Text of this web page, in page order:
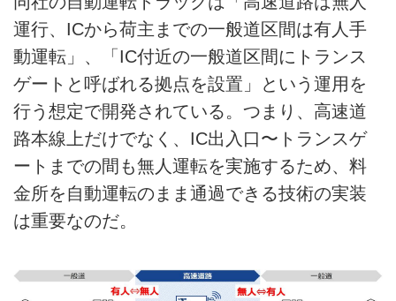
運行、ICから荷主までの一般道区間は有人手
動運転」、「IC付近の一般道区間にトランス
ゲートと呼ばれる拠点を設置」という運用を
行う想定で開発されている。つまり、高速道
路本線上だけでなく、IC出入口〜トランスゲ
ートまでの間も無人運転を実施するため、料
金所を自動運転のまま通過できる技術の実装
は重要なのだ。